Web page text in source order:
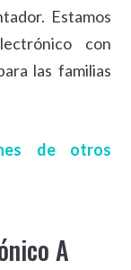
Estamos
con
las familias
de otros
A